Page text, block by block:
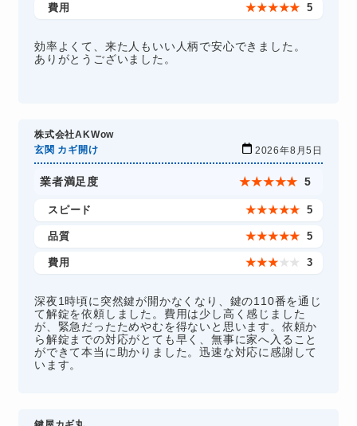
費用 ★★★★★ 5
効率よくて、来た人もいい人柄で安心できました。
ありがとうございました。
株式会社AKWow
玄関 カギ開け
2026年8月5日
業者満足度 ★★★★★ 5
スピード ★★★★★ 5
品質 ★★★★★ 5
費用 ★★★ ★ ★ 3
深夜1時頃に突然鍵が開かなくなり、鍵の110番を通じ
て解錠を依頼しました。費用は少し高く感じました
が、緊急だったためやむを得ないと思います。依頼か
ら解錠までの対応がとても早く、無事に家へ入ること
ができて本当に助かりました。迅速な対応に感謝して
います。